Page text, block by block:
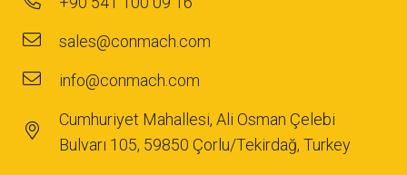
sales@conmach.com
info@conmach.com
Cumhuriyet Mahallesi, Ali Osman Çelebi
Bulvarı 105, 59850 Çorlu/Tekirdağ, Turkey